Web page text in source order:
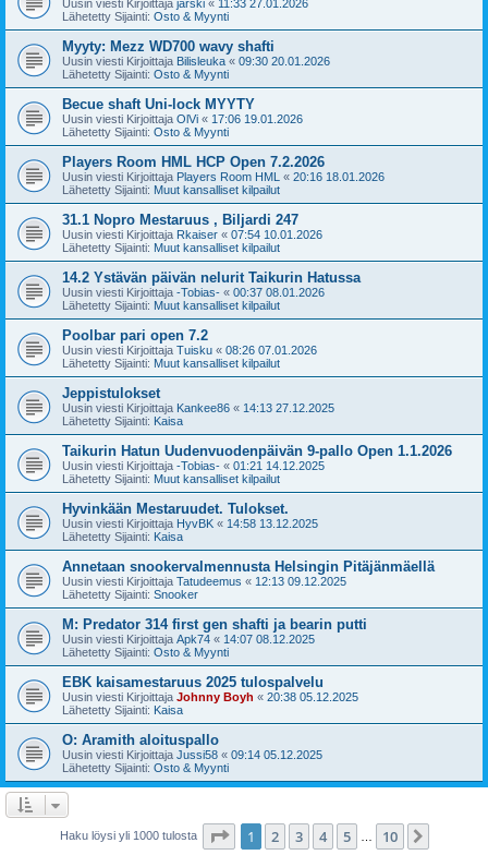
Uusin viesti Kirjoittaja jarski « 11:33 27.01.2026
Lähetetty Sijainti: Osto & Myynti
Myyty: Mezz WD700 wavy shafti
Uusin viesti Kirjoittaja Bilisleuka « 09:30 20.01.2026
Lähetetty Sijainti: Osto & Myynti
Becue shaft Uni-lock MYYTY
Uusin viesti Kirjoittaja OlVi « 17:06 19.01.2026
Lähetetty Sijainti: Osto & Myynti
Players Room HML HCP Open 7.2.2026
Uusin viesti Kirjoittaja Players Room HML « 20:16 18.01.2026
Lähetetty Sijainti: Muut kansalliset kilpailut
31.1 Nopro Mestaruus , Biljardi 247
Uusin viesti Kirjoittaja Rkaiser « 07:54 10.01.2026
Lähetetty Sijainti: Muut kansalliset kilpailut
14.2 Ystävän päivän nelurit Taikurin Hatussa
Uusin viesti Kirjoittaja -Tobias- « 00:37 08.01.2026
Lähetetty Sijainti: Muut kansalliset kilpailut
Poolbar pari open 7.2
Uusin viesti Kirjoittaja Tuisku « 08:26 07.01.2026
Lähetetty Sijainti: Muut kansalliset kilpailut
Jeppistulokset
Uusin viesti Kirjoittaja Kankee86 « 14:13 27.12.2025
Lähetetty Sijainti: Kaisa
Taikurin Hatun Uudenvuodenpäivän 9-pallo Open 1.1.2026
Uusin viesti Kirjoittaja -Tobias- « 01:21 14.12.2025
Lähetetty Sijainti: Muut kansalliset kilpailut
Hyvinkään Mestaruudet. Tulokset.
Uusin viesti Kirjoittaja HyvBK « 14:58 13.12.2025
Lähetetty Sijainti: Kaisa
Annetaan snookervalmennusta Helsingin Pitäjänmäellä
Uusin viesti Kirjoittaja Tatudeemus « 12:13 09.12.2025
Lähetetty Sijainti: Snooker
M: Predator 314 first gen shafti ja bearin putti
Uusin viesti Kirjoittaja Apk74 « 14:07 08.12.2025
Lähetetty Sijainti: Osto & Myynti
EBK kaisamestaruus 2025 tulospalvelu
Uusin viesti Kirjoittaja Johnny Boyh « 20:38 05.12.2025
Lähetetty Sijainti: Kaisa
O: Aramith aloituspallo
Uusin viesti Kirjoittaja Jussi58 « 09:14 05.12.2025
Lähetetty Sijainti: Osto & Myynti
Haku löysi yli 1000 tulosta Sivu /10
1 2 3 4 5 10